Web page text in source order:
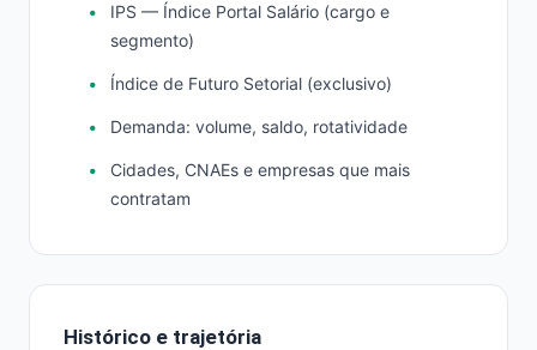
IPS — Índice Portal Salário (cargo e
segmento)
Índice de Futuro Setorial (exclusivo)
Demanda: volume, saldo, rotatividade
Cidades, CNAEs e empresas que mais
contratam
Histórico e trajetória